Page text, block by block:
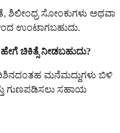
ಶಿಲೀಂಧ್ರ ಸೋಂಕುಗಳು ಅಥವಾ
ಉಂಟಾಗಬಹುದು.
ಚಿಕಿತ್ಸೆ ನೀಡಬಹುದು?
ಮನೆಮದ್ದುಗಳು ಬಿಳಿ
ಗುಣಪಡಿಸಲು ಸಹಾಯ